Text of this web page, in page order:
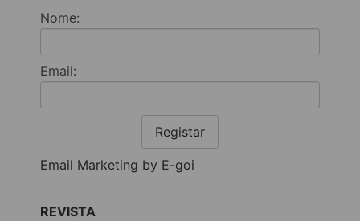
Nome:
Email:
Registar
Email Marketing by E-goi
REVISTA